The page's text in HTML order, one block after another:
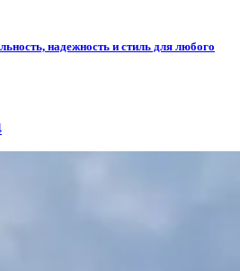
надежность и стиль для любого